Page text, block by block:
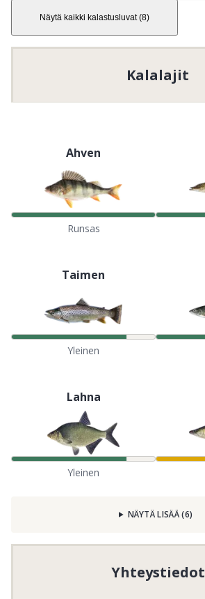
Näytä kaikki kalastusluvat(8)
Kalalajit
Ahven
Runsas
Taimen
Yleinen
Lahna
Yleinen
NÄYTÄ LISÄÄ(6)
Yhteystiedot